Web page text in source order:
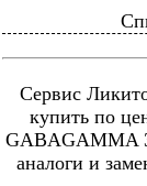
Сервис
купить по
GABAGAMMA
аналоги и